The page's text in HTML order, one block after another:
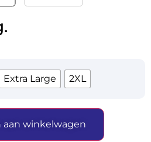
Extra Large 2XL
aan winkelwagen